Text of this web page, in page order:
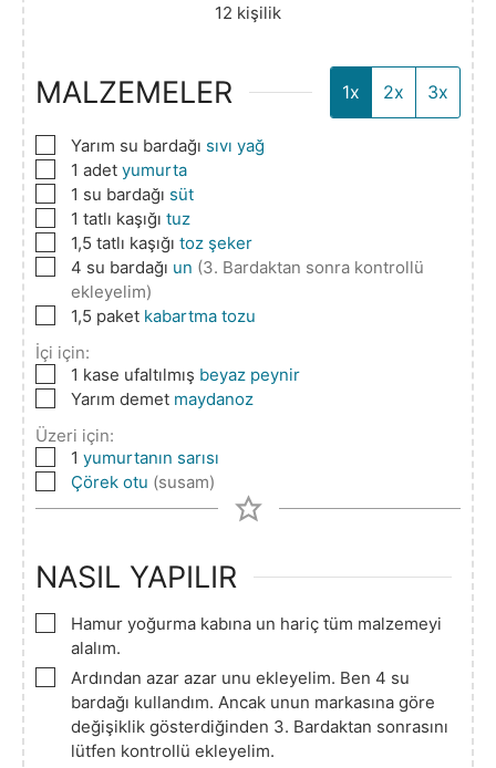
12 kişilik
MALZEMELER 1x 2x 3x
▢
Yarım su bardağı sıvı yağ
▢1 adet yumurta
▢1 su bardağı süt
▢1 tatlı kaşığı tuz
▢1,5 tatlı kaşığı toz şeker
▢
4 su bardağı un (3. Bardaktan sonra kontrollü
ekleyelim)
▢1,5 paket kabartma tozu
İçi için:
▢1 kase ufaltılmış beyaz peynir
▢
Yarım demet maydanoz
Üzeri için:
▢1 yumurtanın sarısı
▢
Çörek otu (susam)
NASIL YAPILIR
▢
Hamur yoğurma kabına un hariç tüm malzemeyi
alalım.
▢
Ardından azar azar unu ekleyelim. Ben 4 su
bardağı kullandım. Ancak unun markasına göre
değişiklik gösterdiğinden 3. Bardaktan sonrasını
lütfen kontrollü ekleyelim.